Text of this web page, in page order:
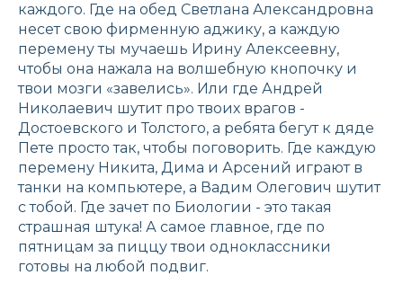
каждого. Где на обед Светлана Александровна
несет свою фирменную аджику, а каждую
перемену ты мучаешь Ирину Алексеевну,
чтобы она нажала на волшебную кнопочку и
твои мозги «завелись». Или где Андрей
Николаевич шутит про твоих врагов -
Достоевского и Толстого, а ребята бегут к дяде
Пете просто так, чтобы поговорить. Где каждую
перемену Никита, Дима и Арсений играют в
танки на компьютере, а Вадим Олегович шутит
с тобой. Где зачет по Биологии - это такая
страшная штука! А самое главное, где по
пятницам за пиццу твои одноклассники
готовы на любой подвиг.